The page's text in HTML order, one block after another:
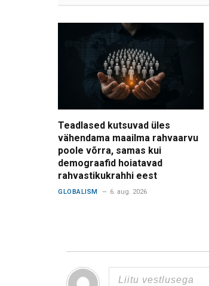
Teadlased kutsuvad üles
vähendama maailma rahvaarvu
poole võrra, samas kui
demograafid hoiatavad
rahvastikukrahhi eest
GLOBALISM 6. aug. 2026